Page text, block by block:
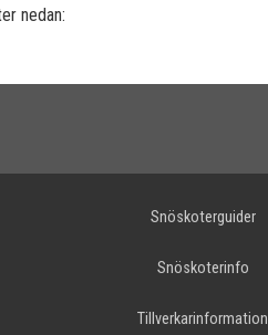
nedan:
Snöskoterguider
Snöskoterinfo
Tillverkarinformation